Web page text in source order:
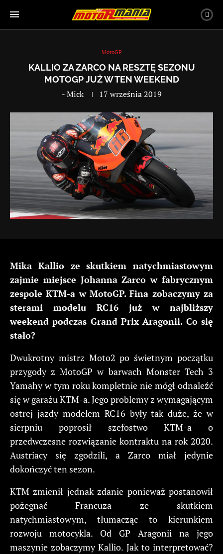
MotoGP
KALLIO ZA ZARCO NA RESZTĘ SEZONU
MOTOGP JUŻ W TEN WEEKEND
-Mick 17 września 2019
Mika Kallio ze skutkiem natychmiastowym
zajmie miejsce Johanna Zarco w fabrycznym
zespole KTM-a w MotoGP. Fina zobaczymy za
sterami modelu RC16 już w najbliższy
weekend podczas Grand Prix Aragonii. Co się
stało?
Dwukrotny mistrz Moto2 po świetnym początku
przygody z MotoGP w barwach Monster Tech 3
Yamahy w tym roku kompletnie nie mógł odnaleźć
się w garażu KTM-a. Jego problemy z wymagającym
ostrej jazdy modelem RC16 były tak duże, że w
sierpniu poprosił szefostwo KTM-a o
przedwczesne rozwiązanie kontraktu na rok 2020.
Austriacy się zgodzili, a Zarco miał jedynie
dokończyć ten sezon.
KTM zmienił jednak zdanie ponieważ postanowił
pożegnać Francuza ze skutkiem
natychmiastowym, tłumacząc to kierunkiem
rozwoju motocykla. Od GP Aragonii na jego
maszynie zobaczymy Kallio. Jak to interpretować?